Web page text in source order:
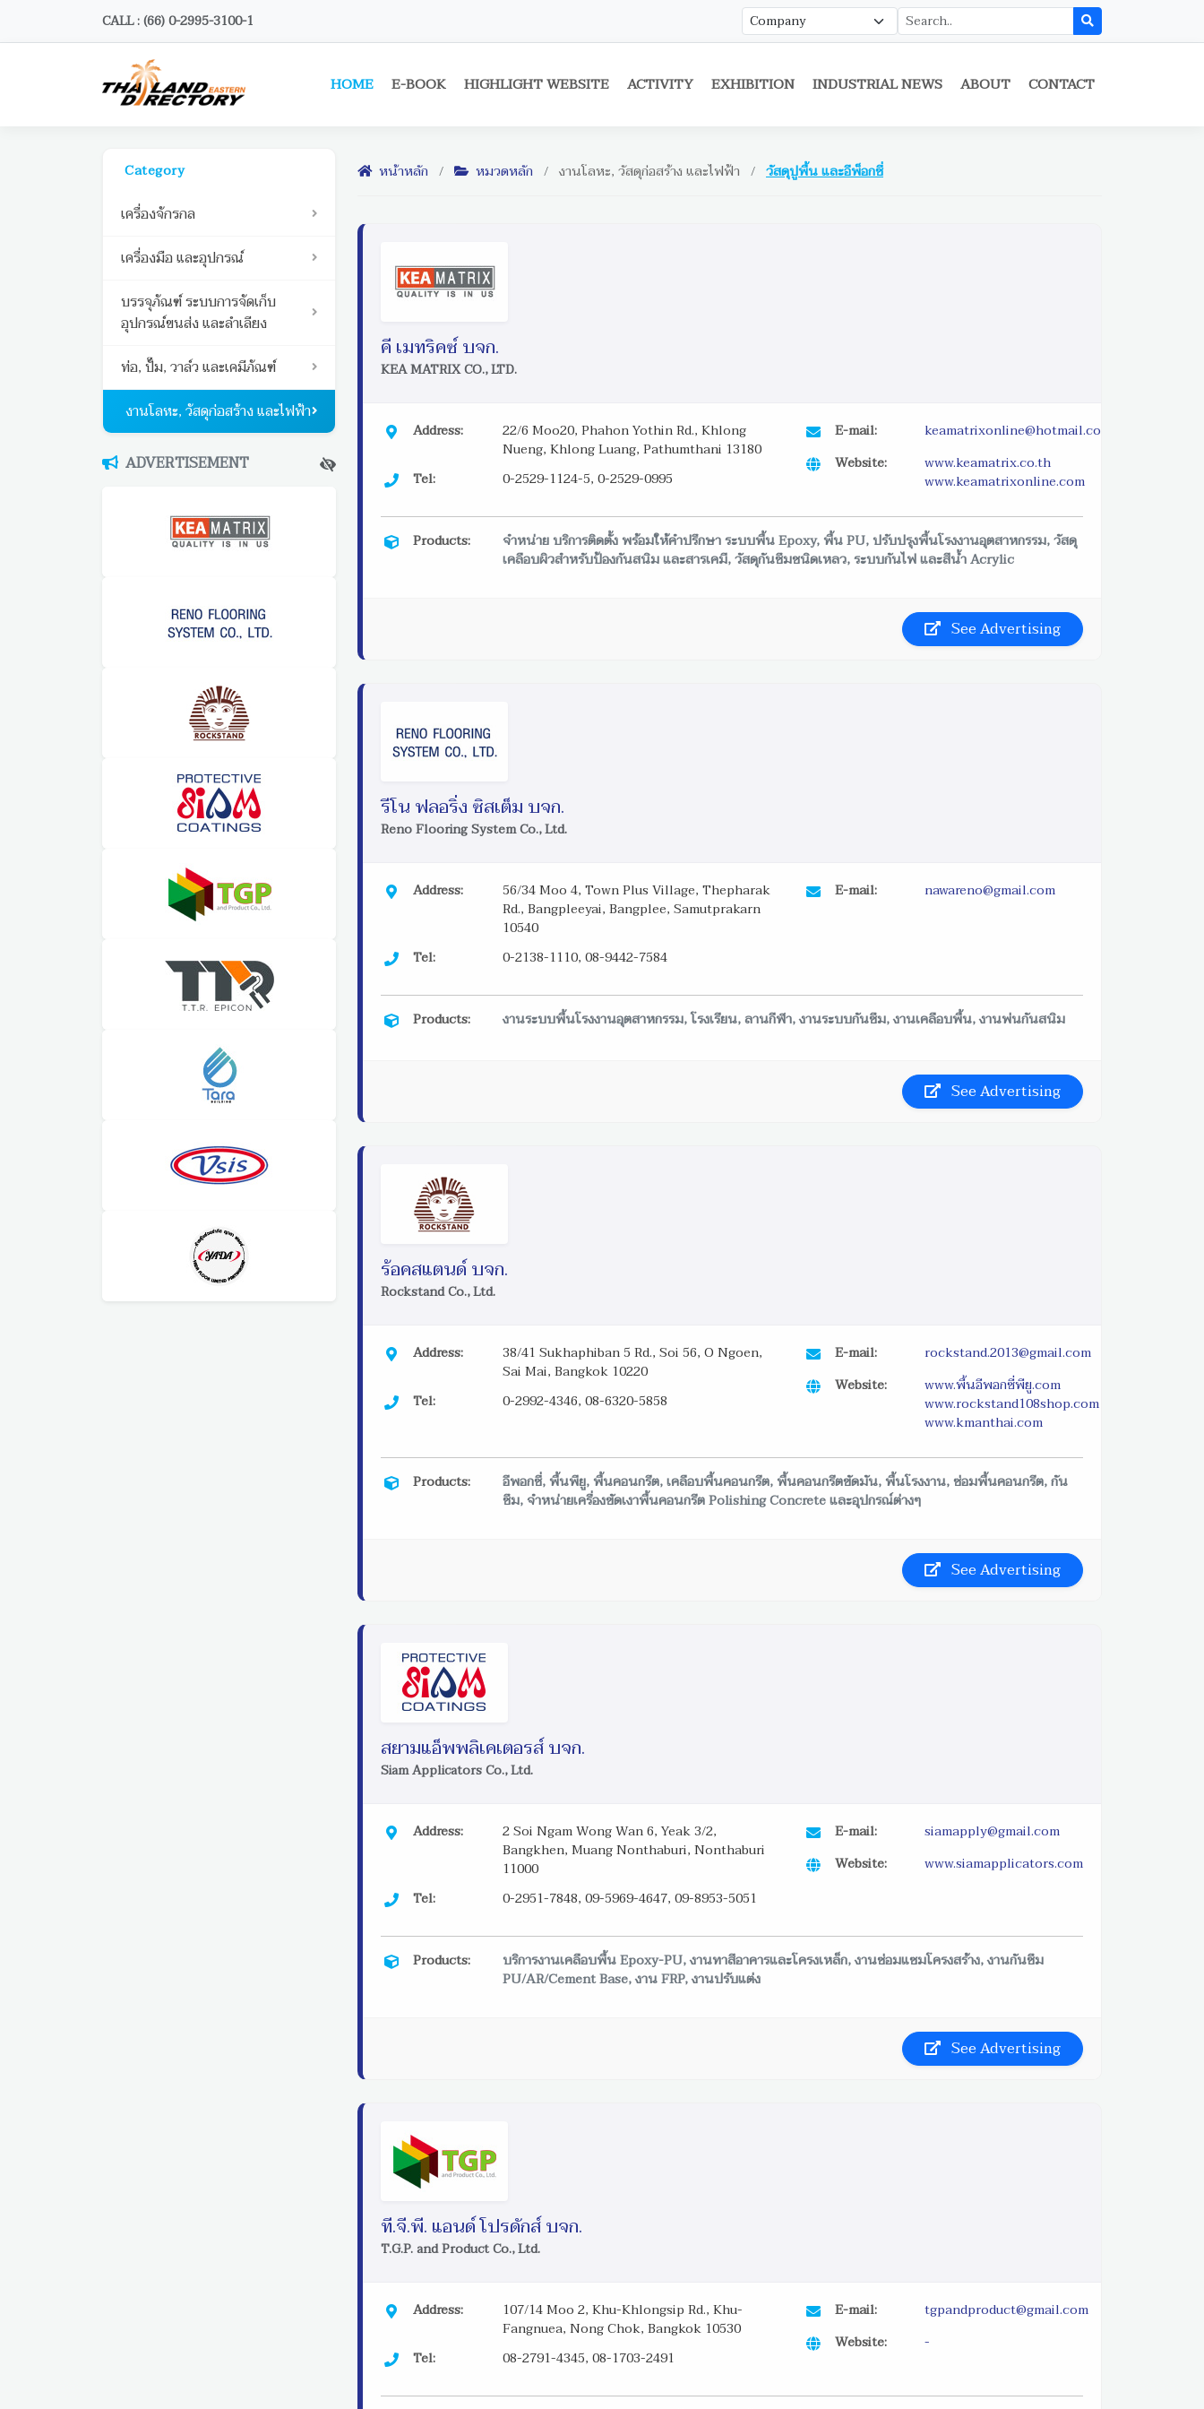
CALL : (66) 0-2995-3100-1
HOME E-BOOK HIGHLIGHT WEBSITE ACTIVITY EXHIBITION INDUSTRIAL NEWS ABOUT CONTACT
Category
เครื่องจักรกล
เครื่องมือ และอุปกรณ์
บรรจุภัณฑ์ ระบบการจัดเก็บ
อุปกรณ์ขนส่ง และลำเลียง
ท่อ, ปั๊ม, วาล์ว และเคมีภัณฑ์
งานโลหะ, วัสดุก่อสร้าง และไฟฟ้า
ADVERTISEMENT
หน้าหลัก / หมวดหลัก / งานโลหะ, วัสดุก่อสร้าง และไฟฟ้า / วัสดุปูพื้น และอีพ็อกซี่
คี เมทริคซ์ บจก.
KEA MATRIX CO., LTD.
Address:
22/6 Moo20, Phahon Yothin Rd., Khlong
Nueng, Khlong Luang, Pathumthani 13180
Tel:
0-2529-1124-5, 0-2529-0995
E-mail:
keamatrixonline@hotmail.com
Website:
www.keamatrix.co.th
www.keamatrixonline.com
Products:
จำหน่าย บริการติดตั้ง พร้อมให้คำปรึกษา ระบบพื้น Epoxy, พื้น PU, ปรับปรุงพื้นโรงงานอุตสาหกรรม, วัสดุ
เคลือบผิวสำหรับป้องกันสนิม และสารเคมี, วัสดุกันซึมชนิดเหลว, ระบบกันไฟ และสีน้ำ Acrylic
See Advertising
รีโน ฟลอริ่ง ซิสเต็ม บจก.
Reno Flooring System Co., Ltd.
Address:
56/34 Moo 4, Town Plus Village, Thepharak
Rd., Bangpleeyai, Bangplee, Samutprakarn
10540
Tel:
0-2138-1110, 08-9442-7584
E-mail: nawareno@gmail.com
Products: งานระบบพื้นโรงงานอุตสาหกรรม, โรงเรียน, ลานกีฬา, งานระบบกันซึม, งานเคลือบพื้น, งานพ่นกันสนิม
See Advertising
ร้อคสแตนด์ บจก.
Rockstand Co., Ltd.
Address:
38/41 Sukhaphiban 5 Rd., Soi 56, O Ngoen,
Sai Mai, Bangkok 10220
Tel:
0-2992-4346, 08-6320-5858
E-mail:
rockstand.2013@gmail.com
Website:
www.พื้นอีพอกซี่พียู.com
www.rockstand108shop.com
www.kmanthai.com
Products:
อีพอกซี่, พื้นพียู, พื้นคอนกรีต, เคลือบพื้นคอนกรีต, พื้นคอนกรีตขัดมัน, พื้นโรงงาน, ซ่อมพื้นคอนกรีต, กัน
ซึม, จำหน่ายเครื่องขัดเงาพื้นคอนกรีต Polishing Concrete และอุปกรณ์ต่างๆ
See Advertising
สยามแอ็พพลิเคเตอรส์ บจก.
Siam Applicators Co., Ltd.
Address:
2 Soi Ngam Wong Wan 6, Yeak 3/2,
Bangkhen, Muang Nonthaburi, Nonthaburi
11000
Tel:
0-2951-7848, 09-5969-4647, 09-8953-5051
E-mail:
siamapply@gmail.com
Website:
www.siamapplicators.com
Products:
บริการงานเคลือบพื้น Epoxy-PU, งานทาสีอาคารและโครงเหล็ก, งานซ่อมแซมโครงสร้าง, งานกันซึม
PU/AR/Cement Base, งาน FRP, งานปรับแต่ง
See Advertising
ที.จี.พี. แอนด์ โปรดักส์ บจก.
T.G.P. and Product Co., Ltd.
Address:
107/14 Moo 2, Khu-Khlongsip Rd., Khu-
Fangnuea, Nong Chok, Bangkok 10530
Tel:
08-2791-4345, 08-1703-2491
E-mail:
tgpandproduct@gmail.com
Website:
-